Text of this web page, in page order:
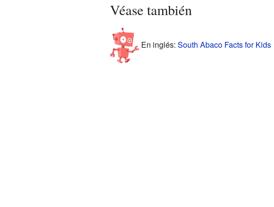
Véase también
En inglés: South Abaco Facts for Kids